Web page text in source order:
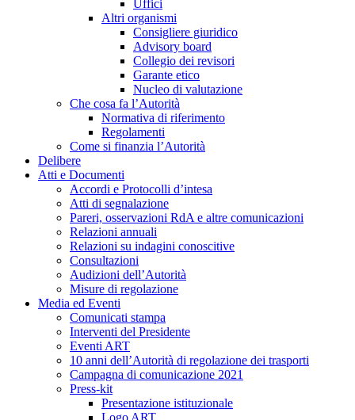
Uffici
Altri organismi
Consigliere giuridico
Advisory board
Collegio dei revisori
Garante etico
Nucleo di valutazione
Che cosa fa l’Autorità
Normativa di riferimento
Regolamenti
Come si finanzia l’Autorità
Delibere
Atti e Documenti
Accordi e Protocolli d’intesa
Atti di segnalazione
Pareri, osservazioni RdA e altre comunicazioni
Relazioni annuali
Relazioni su indagini conoscitive
Consultazioni
Audizioni dell’Autorità
Misure di regolazione
Media ed Eventi
Comunicati stampa
Interventi del Presidente
Eventi ART
10 anni dell’Autorità di regolazione dei trasporti
Campagna di comunicazione 2021
Press-kit
Presentazione istituzionale
Logo ART